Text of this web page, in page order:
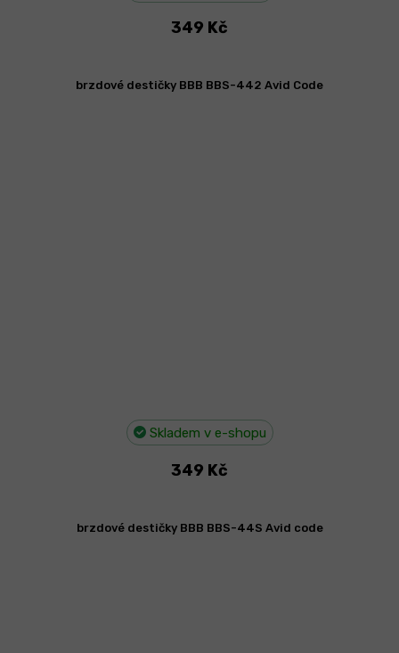
349 Kč
brzdové destičky BBB BBS-442 Avid Code
Skladem v e-shopu
349 Kč
brzdové destičky BBB BBS-44S Avid code